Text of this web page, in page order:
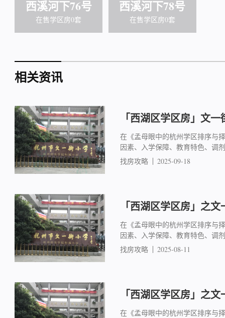
西溪河下76号
在售学区房0套
西溪河下78号
在售学区房0套
相关资讯
「西湖区学区房」文
在《孟母眼中的杭州学区排序与
因素、入学保障、教育特色、调
找房攻略
2025-09-18
「西湖区学区房」之
在《孟母眼中的杭州学区排序与
因素、入学保障、教育特色、调
找房攻略
2025-08-11
「西湖区学区房」之
在《孟母眼中的杭州学区排序与